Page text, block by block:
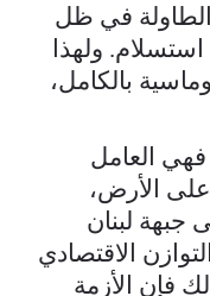
الطاولة في ظل
ولهذا
بالكامل،
فهي العامل
على الأرض،
لبنان
الاقتصادي
فإن الأزمة